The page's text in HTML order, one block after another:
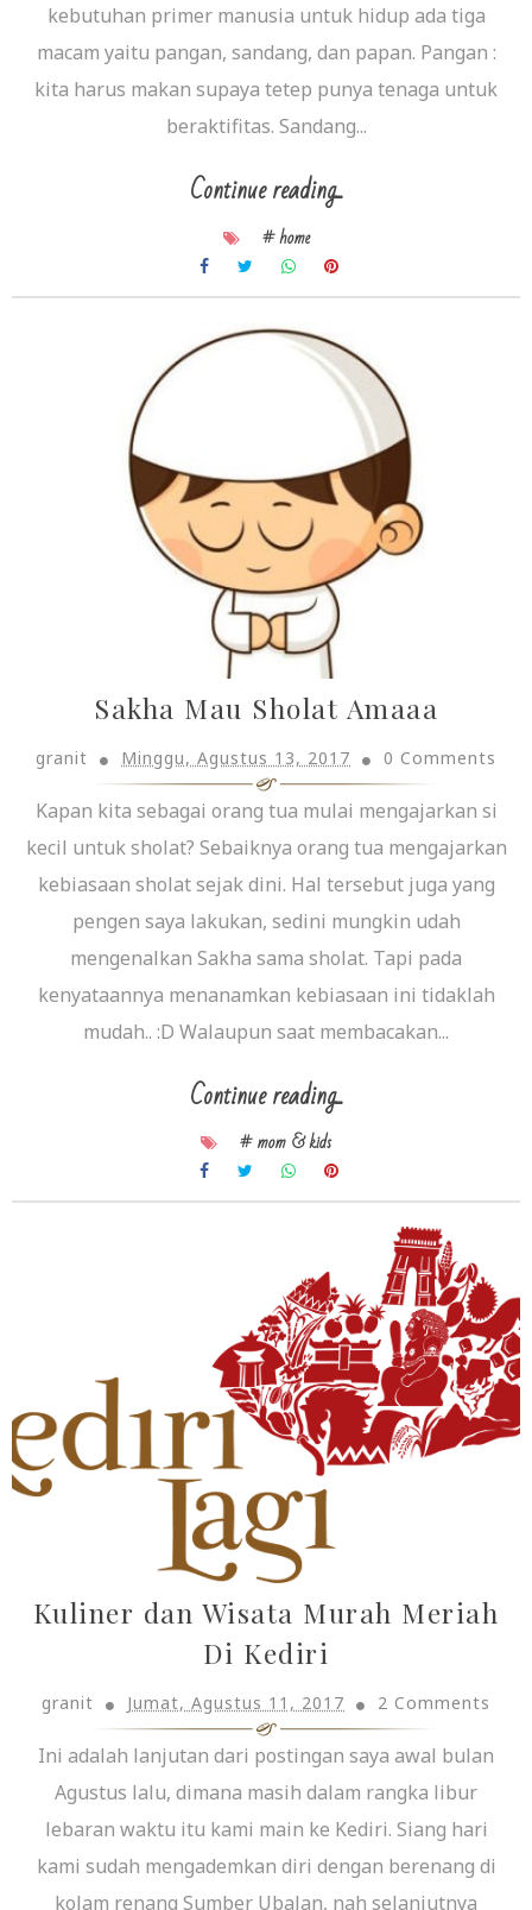
kebutuhan primer manusia untuk hidup ada tiga
macam yaitu pangan, sandang, dan papan. Pangan :
kita harus makan supaya tetep punya tenaga untuk
beraktifitas. Sandang...
Continue reading...
# home
Sakha Mau Sholat Amaaa
granit Minggu, Agustus 13, 2017 0 Comments
Kapan kita sebagai orang tua mulai mengajarkan si
kecil untuk sholat? Sebaiknya orang tua mengajarkan
kebiasaan sholat sejak dini. Hal tersebut juga yang
pengen saya lakukan, sedini mungkin udah
mengenalkan Sakha sama sholat. Tapi pada
kenyataannya menanamkan kebiasaan ini tidaklah
mudah.. :D Walaupun saat membacakan...
Continue reading...
# mom & kids
Kuliner dan Wisata Murah Meriah
Di Kediri
granit Jumat, Agustus 11, 2017 2 Comments
Ini adalah lanjutan dari postingan saya awal bulan
Agustus lalu, dimana masih dalam rangka libur
lebaran waktu itu kami main ke Kediri. Siang hari
kami sudah mengademkan diri dengan berenang di
kolam renang Sumber Ubalan, nah selanjutnya